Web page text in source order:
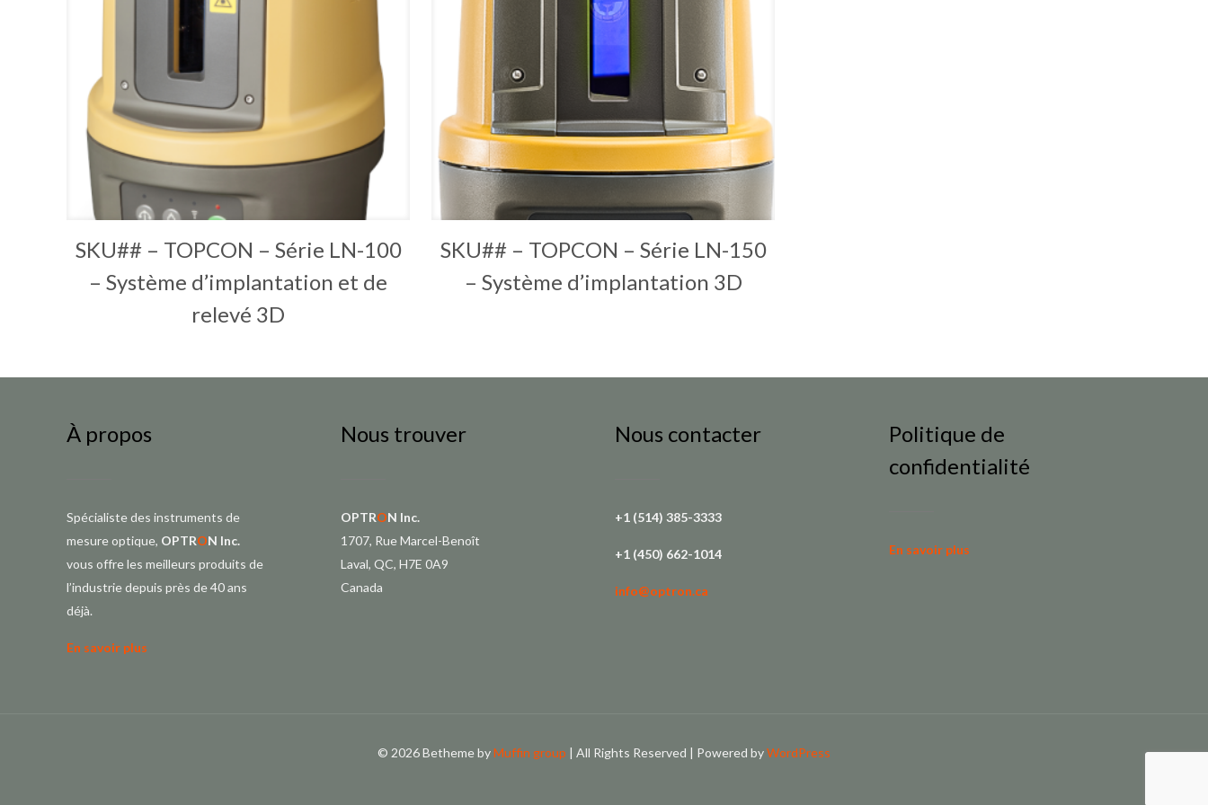
SKU## – TOPCON – Série LN-100
– Système d’implantation et de
relevé 3D
SKU## – TOPCON – Série LN-150
– Système d’implantation 3D
À propos
Spécialiste des instruments de
mesure optique, OPTRON Inc.
vous offre les meilleurs produits de
l’industrie depuis près de 40 ans
déjà.
En savoir plus
Nous trouver
OPTRON Inc.
1707, Rue Marcel-Benoît
Laval, QC, H7E 0A9
Canada
Nous contacter
+1 (514) 385-3333
+1 (450) 662-1014
info@optron.ca
Politique de
confidentialité
En savoir plus
© 2026 Betheme byMuffin group | All Rights Reserved | Powered byWordPress